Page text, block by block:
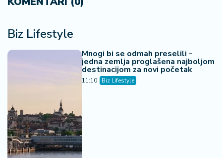
Biz Lifestyle
Mnogi bi se odmah preselili -
jedna zemlja proglašena najboljom
destinacijom za novi početak
11:10 Biz Lifestyle